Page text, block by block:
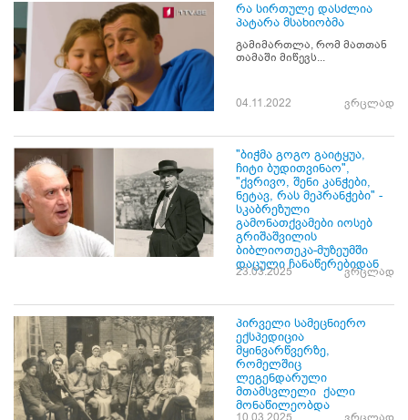
რა სირთულე დასძლია
პატარა მსახიობმა
გამიმართლა, რომ მათთან
თამაში მიწევს...
04.11.2022 ვრცლად
"ბიჭმა გოგო გაიტყუა,
ჩიტი ბუდითვინაო",
"ქვრივო, შენი კანჭები,
ნეტავ, რას მეპრანჭები" -
სკაბრეზული
გამონათქვამები იოსებ
გრიშაშვილის
ბიბლიოთეკა-მუზეუმში
დაცული ჩანაწერებიდან
23.03.2025 ვრცლად
პირველი სამეცნიერო
ექსპედიცია
მყინვარწვერზე,
რომელშიც
ლეგენდარული
მთამსვლელი ქალი
მონაწილეობდა